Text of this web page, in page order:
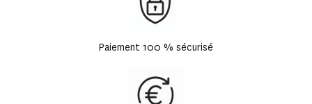
Paiement 100 % sécurisé